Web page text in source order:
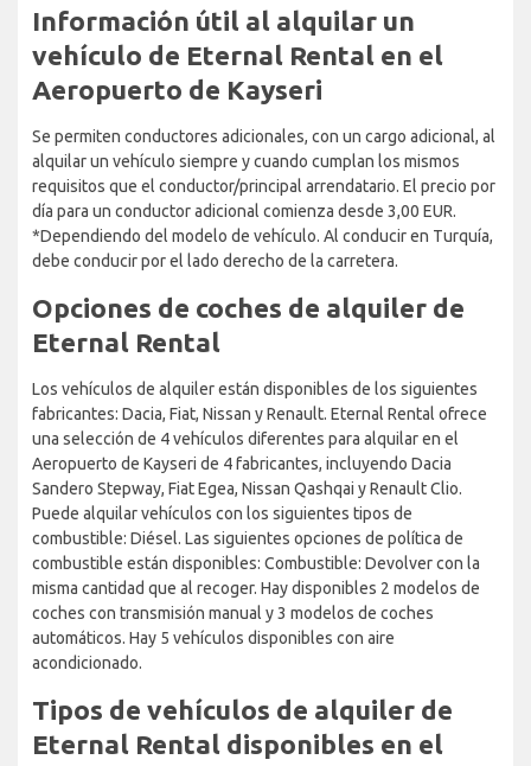
Información útil al alquilar un
vehículo de Eternal Rental en el
Aeropuerto de Kayseri
Se permiten conductores adicionales, con un cargo adicional, al
alquilar un vehículo siempre y cuando cumplan los mismos
requisitos que el conductor/principal arrendatario. El precio por
día para un conductor adicional comienza desde 3,00 EUR.
*Dependiendo del modelo de vehículo. Al conducir en Turquía,
debe conducir por el lado derecho de la carretera.
Opciones de coches de alquiler de
Eternal Rental
Los vehículos de alquiler están disponibles de los siguientes
fabricantes: Dacia, Fiat, Nissan y Renault. Eternal Rental ofrece
una selección de 4 vehículos diferentes para alquilar en el
Aeropuerto de Kayseri de 4 fabricantes, incluyendo Dacia
Sandero Stepway, Fiat Egea, Nissan Qashqai y Renault Clio.
Puede alquilar vehículos con los siguientes tipos de
combustible: Diésel. Las siguientes opciones de política de
combustible están disponibles: Combustible: Devolver con la
misma cantidad que al recoger. Hay disponibles 2 modelos de
coches con transmisión manual y 3 modelos de coches
automáticos. Hay 5 vehículos disponibles con aire
acondicionado.
Tipos de vehículos de alquiler de
Eternal Rental disponibles en el